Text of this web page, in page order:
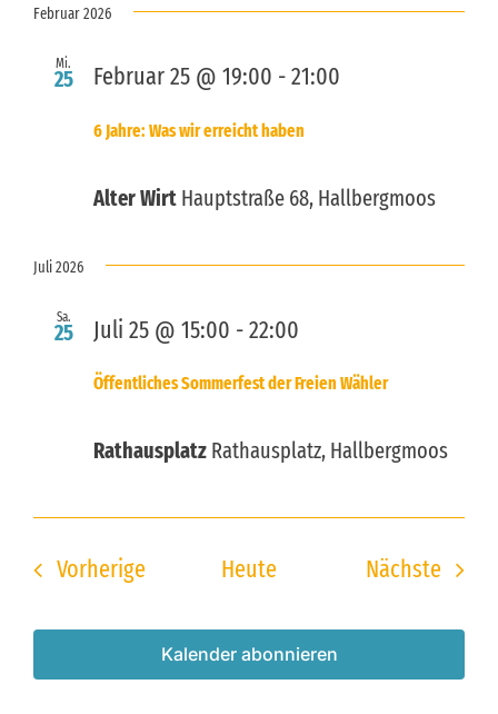
Februar 2026
Mi.
25
6 Jahre: Was wir erreicht haben
Februar 25 @ 19:00 -21:00
Alter Wirt Hauptstraße 68, Hallbergmoos
Juli 2026
Sa.
25
Öffentliches Sommerfest der Freien Wähler
Juli 25 @ 15:00 -22:00
Rathausplatz Rathausplatz, Hallbergmoos
VorherigeVeranstaltungen
Heute Nächste
Kalender abonnieren